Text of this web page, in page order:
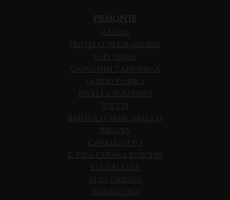
PIEMONTE
Azelia
Fratelli Alessandria
G. D. Vajra
Giovanni Canonica
Guido Porro
Rivella Serafino
Vietti
Bartolo Mascarello
Brovia
Cavallotto
E. Pira Chiara Boschis
Elio Altare
Elio Grasso
Fenocchio